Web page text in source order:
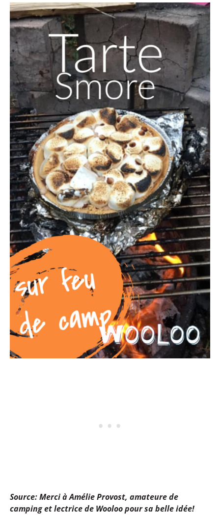
Source: Merci à Amélie Provost, amateure de
camping et lectrice de Wooloo pour sa belle idée!